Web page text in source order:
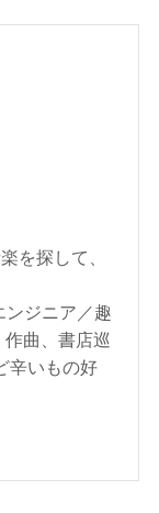
を探して、
ンジニア／趣
曲、書店巡
辛いもの好